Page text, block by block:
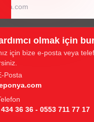
olmak için
için bize e-posta veya
Posta
36 36 - 0553 711 77 17